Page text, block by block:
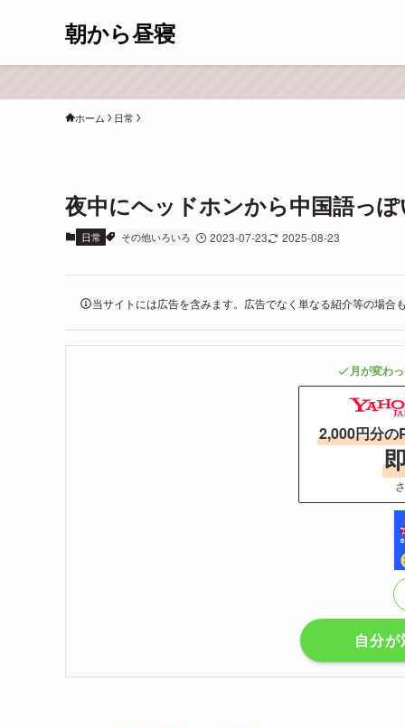
朝から昼寝
ホーム 日常
夜中にヘッドホンから中国語っ
日常 その他いろいろ 2023-07-23 2025-08-23
当サイトには広告を含みます。広告でなく単なる紹介等の場合
月が変わ
2,000円分
自分